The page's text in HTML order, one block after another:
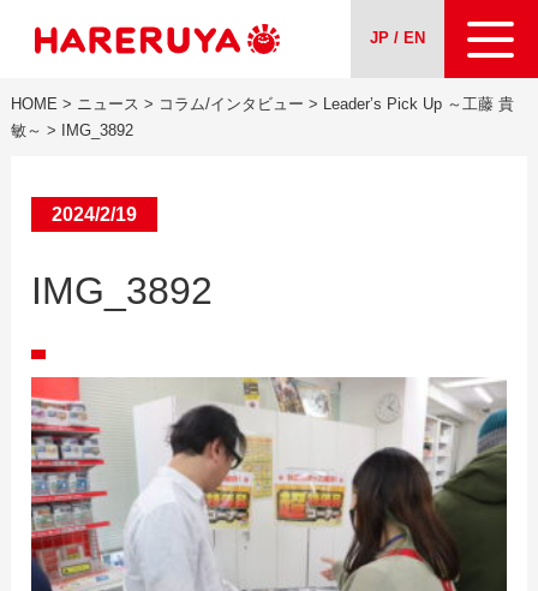
JP / EN
会社案内
お問い合わせ
HOME > ニュース > コラム/インタビュー > Leader’s Pick Up ～工藤 貴
敏～ > IMG_3892
2024/2/19
IMG_3892